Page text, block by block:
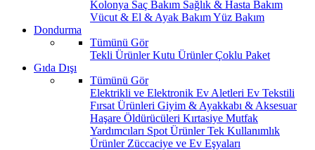
Kolonya Saç Bakım Sağlık & Hasta Bakım
Vücut & El & Ayak BakımYüz Bakım
Dondurma
Tümünü Gör
Tekli ÜrünlerKutu ÜrünlerÇoklu Paket
Gıda Dışı
Tümünü Gör
Elektrikli ve Elektronik Ev Aletleri Ev Tekstili
Fırsat Ürünleri Giyim & Ayakkabı & Aksesuar
Haşare Öldürücüleri Kırtasiye Mutfak
Yardımcıları Spot ÜrünlerTek Kullanımlık
Ürünler Züccaciye ve Ev Eşyaları